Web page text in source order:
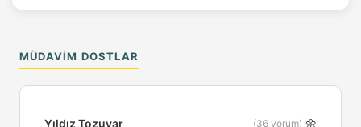
MÜDAVIM DOSTLAR
Yıldız Tozuvar (36 yorum) 🌼